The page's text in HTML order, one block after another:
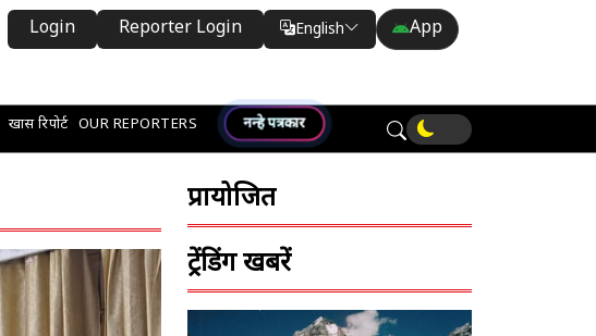
Login Reporter Login English
Translate
App
खास रिपोर्ट OUR REPORTERS नन्हे पत्रकार
प्रायोजित
ट्रेंडिंग खबरें